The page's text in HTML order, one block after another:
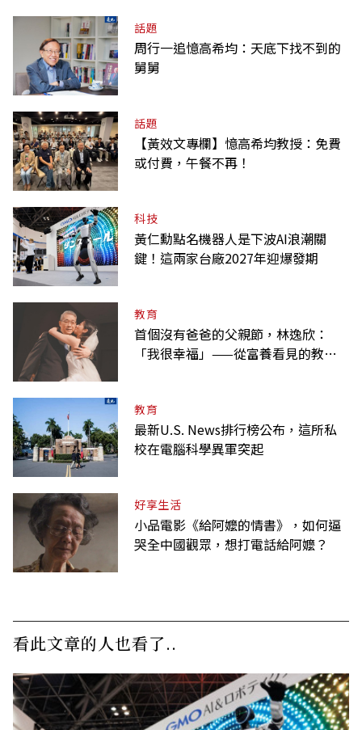
話題
周行一追憶高希均：天底下找不到的
舅舅
話題
【黃效文專欄】憶高希均教授：免費
或付費，午餐不再！
科技
黃仁勳點名機器人是下波AI浪潮關
鍵！這兩家台廠2027年迎爆發期
教育
首個沒有爸爸的父親節，林逸欣：
「我很幸福」——從富養看見的教養
教育
最新U.S. News排行榜公布，這所私
校在電腦科學異軍突起
好享生活
小品電影《給阿嬤的情書》，如何逼
哭全中國觀眾，想打電話給阿嬤？
看此文章的人也看了..